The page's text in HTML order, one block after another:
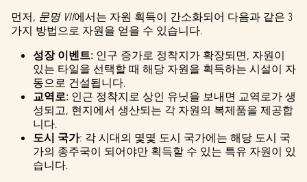
먼저, 문명 VII에서는 자원 획득이 간소화되어 다음과 같은 3
가지 방법으로 자원을 얻을 수 있습니다.
성장 이벤트: 인구 증가로 정착지가 확장되면, 자원이
있는 타일을 선택할 때 해당 자원을 획득하는 시설이 자
동으로 건설됩니다.
교역로: 인근 정착지로 상인 유닛을 보내면 교역로가 생
성되고, 현지에서 생산되는 각 자원의 복제품을 제공합
니다.
도시 국가: 각 시대의 몇몇 도시 국가에는 해당 도시 국
가의 종주국이 되어야만 획득할 수 있는 특유 자원이 있
습니다.